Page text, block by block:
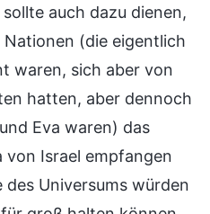
auch dazu dienen,
Nationen (die eigentlich
waren, sich aber von
hatten, aber dennoch
Eva waren) das
von Israel empfangen
Universums würden